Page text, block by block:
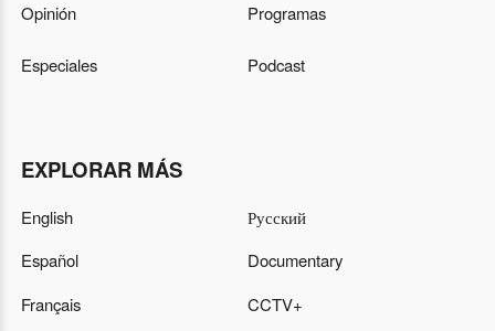
Opinión Programas
Especiales Podcast
EXPLORAR MÁS
English
Español
Français
Русский
Documentary
CCTV+